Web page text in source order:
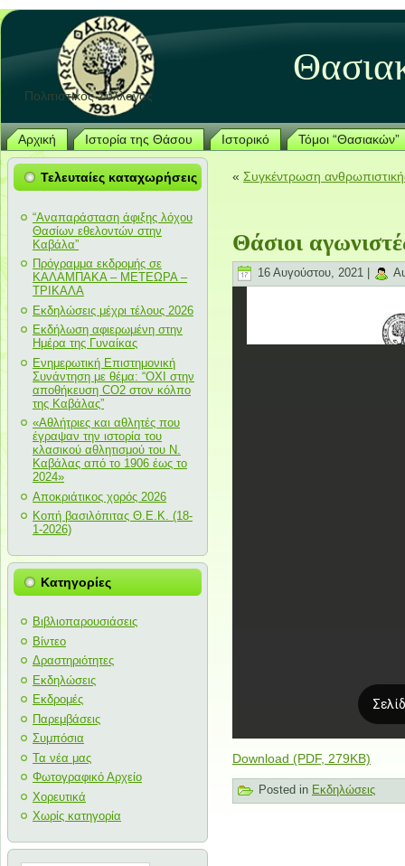
Πολιτιστικός Σύλλογος
Αρχική Ιστορία της Θάσου Ιστορικό Τόμοι “Θασιακών”
Τελευταίες καταχωρήσεις
“Αναπαράσταση άφιξης λόχου
Θασίων εθελοντών στην
Καβάλα”
Πρόγραμμα εκδρομής σε
ΚΑΛΑΜΠΑΚΑ – ΜΕΤΕΩΡΑ –
ΤΡΙΚΑΛΑ
Εκδηλώσεις μέχρι τέλους 2026
Εκδήλωση αφιερωμένη στην
Ημέρα της Γυναίκας
Ενημερωτική Επιστημονική
Συνάντηση με θέμα: “ΟΧΙ στην
αποθήκευση CO2 στον κόλπο
της Καβάλας”
«Αθλήτριες και αθλητές που
έγραψαν την ιστορία του
κλασικού αθλητισμού του Ν.
Καβάλας από το 1906 έως το
2024»
Αποκριάτικος χορός 2026
Κοπή βασιλόπιτας Θ.Ε.Κ. (18-
1-2026)
Κατηγορίες
Βιβλιοπαρουσιάσεις
Βίντεο
Δραστηριότητες
Εκδηλώσεις
Εκδρομές
Παρεμβάσεις
Συμπόσια
Τα νέα μας
Φωτογραφικό Αρχείο
Χορευτικά
Χωρίς κατηγορία
« Συγκέντρωση
Θάσιοι
16 Αυγούστου, 2021 |
Download (PDF, 279KB)
Posted in Εκδηλώσεις